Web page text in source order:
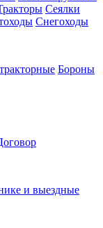
Сеялки
Снегоходы
Бороны
и выездные